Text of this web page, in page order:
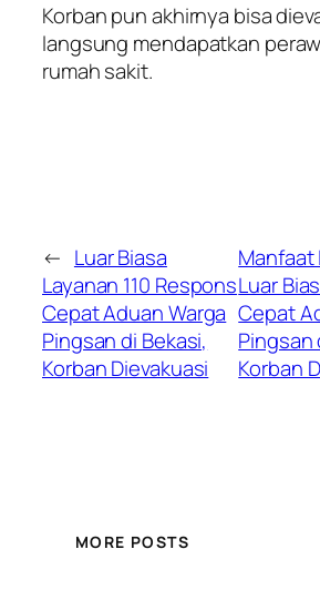
Korban pun akhirnya bisa
langsung mendapatkan
rumah sakit.
← Luar Biasa
Layanan 110 Respons
Cepat Aduan Warga
Pingsan di Bekasi,
Korban Dievakuasi
Manfaat
Luar
Cepat
Pingsan
Korban
MORE POSTS